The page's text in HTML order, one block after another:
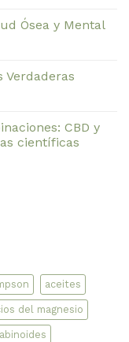
Ósea y Mental
Verdaderas
CBD y
científicas
aceites
del magnesio